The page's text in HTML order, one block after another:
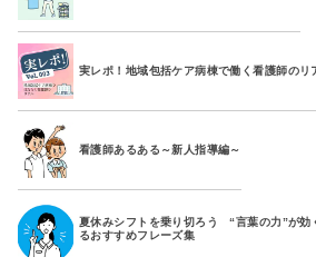
実レポ！地域包括ケア病棟で働く看護師のリ
看護師あるある～新人指導編～
夏休みシフトを乗り切ろう “言葉の力”が効
るおすすめフレーズ集